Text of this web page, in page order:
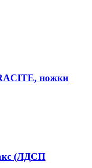
ножки
(ЛДСП